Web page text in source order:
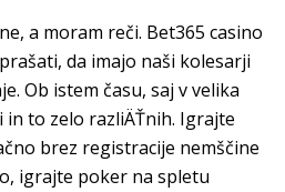
a moram reči. Bet365 casino
da imajo naši kolesarji
Ob istem času, saj v velika
to zelo razliÄŤnih. Igrajte
brez registracije nemščine
igrajte poker na spletu